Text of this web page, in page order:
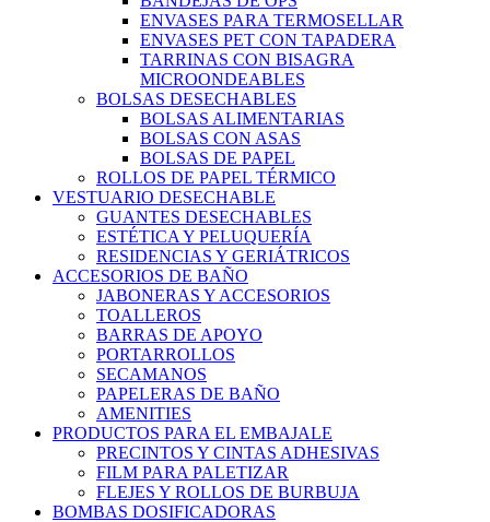
ENVASES PARA TERMOSELLAR
ENVASES PET CON TAPADERA
TARRINAS CON BISAGRA
MICROONDEABLES
BOLSAS DESECHABLES
BOLSAS ALIMENTARIAS
BOLSAS CON ASAS
BOLSAS DE PAPEL
ROLLOS DE PAPEL TÉRMICO
VESTUARIO DESECHABLE
GUANTES DESECHABLES
ESTÉTICA Y PELUQUERÍA
RESIDENCIAS Y GERIÁTRICOS
ACCESORIOS DE BAÑO
JABONERAS Y ACCESORIOS
TOALLEROS
BARRAS DE APOYO
PORTARROLLOS
SECAMANOS
PAPELERAS DE BAÑO
AMENITIES
PRODUCTOS PARA EL EMBAJALE
PRECINTOS Y CINTAS ADHESIVAS
FILM PARA PALETIZAR
FLEJES Y ROLLOS DE BURBUJA
BOMBAS DOSIFICADORAS